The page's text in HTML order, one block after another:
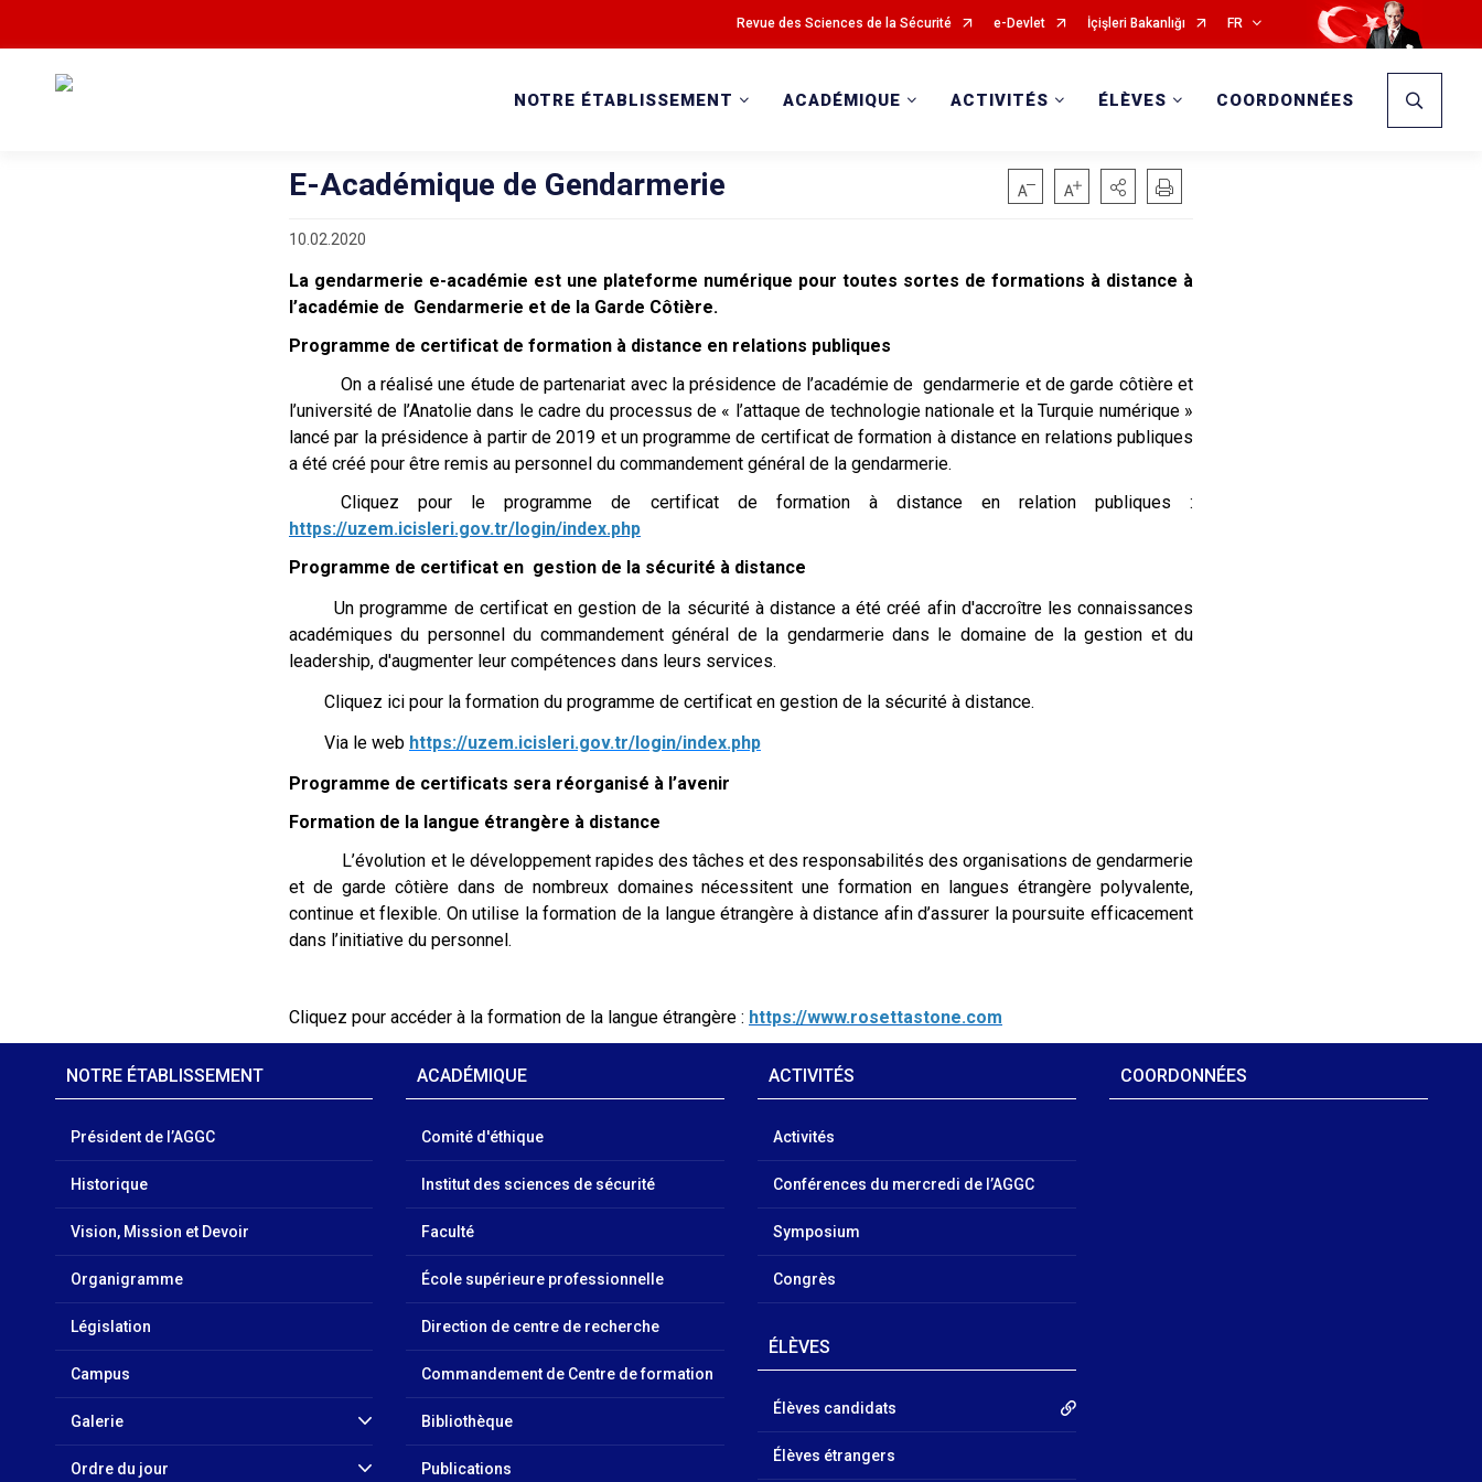
Revue des Sciences de la Sécurité e-Devlet İçişleri Bakanlığı FR
NOTRE ÉTABLISSEMENT ACADÉMIQUE ACTIVITÉS ÉLÈVES COORDONNÉES
E-Académique de Gendarmerie
10.02.2020
La gendarmerie e-académie est une plateforme numérique pour toutes sortes de formations à distance à
l’académie de Gendarmerie et de la Garde Côtière.
Programme de certificat de formation à distance en relations publiques
On a réalisé une étude de partenariat avec la présidence de l’académie de gendarmerie et de garde côtière et
l’université de l’Anatolie dans le cadre du processus de « l’attaque de technologie nationale et la Turquie numérique »
lancé par la présidence à partir de 2019 et un programme de certificat de formation à distance en relations publiques
a été créé pour être remis au personnel du commandement général de la gendarmerie.
Cliquez pour le programme de certificat de formation à distance en relation publiques :
https://uzem.icisleri.gov.tr/login/index.php
Programme de certificat en gestion de la sécurité à distance
Un programme de certificat en gestion de la sécurité à distance a été créé afin d'accroître les connaissances
académiques du personnel du commandement général de la gendarmerie dans le domaine de la gestion et du
leadership, d'augmenter leur compétences dans leurs services.
Cliquez ici pour la formation du programme de certificat en gestion de la sécurité à distance.
Via le web https://uzem.icisleri.gov.tr/login/index.php
Programme de certificats sera réorganisé à l’avenir
Formation de la langue étrangère à distance
L’évolution et le développement rapides des tâches et des responsabilités des organisations de gendarmerie
et de garde côtière dans de nombreux domaines nécessitent une formation en langues étrangère polyvalente,
continue et flexible. On utilise la formation de la langue étrangère à distance afin d’assurer la poursuite efficacement
dans l’initiative du personnel.
Cliquez pour accéder à la formation de la langue étrangère : https://www.rosettastone.com
NOTRE ÉTABLISSEMENT
Président de l’AGGC
Historique
Vision, Mission et Devoir
Organigramme
Législation
Campus
Galerie
Ordre du jour
ACADÉMIQUE
Comité d'éthique
Institut des sciences de sécurité
Faculté
École supérieure professionnelle
Direction de centre de recherche
Commandement de Centre de formation
Bibliothèque
Publications
ACTIVITÉS
Activités
Conférences du mercredi de l’AGGC
Symposium
Congrès
ÉLÈVES
Élèves candidats
Élèves étrangers
COORDONNÉES